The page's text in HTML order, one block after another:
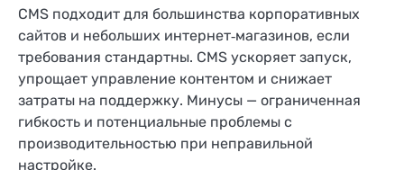
CMS подходит для большинства корпоративных
сайтов и небольших интернет‑магазинов, если
требования стандартны. CMS ускоряет запуск,
упрощает управление контентом и снижает
затраты на поддержку. Минусы — ограниченная
гибкость и потенциальные проблемы с
производительностью при неправильной
настройке.